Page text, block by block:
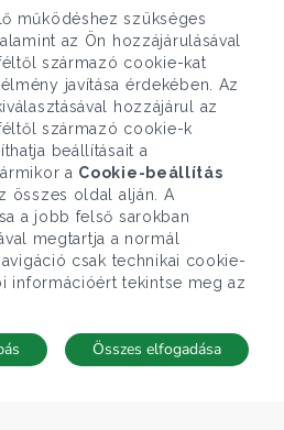
Kapcsolat
működéshez szükséges
az Ön hozzájárulásával
származó cookie-kat
javítása érdekében. Az
hozzájárul az
származó cookie-k
beállításait a
a Cookie-beállítás
összes oldal alján. A
a jobb felső sarokban
megtartja a normál
csak technikai cookie-
információért tekintse meg az
Összes elfogadása